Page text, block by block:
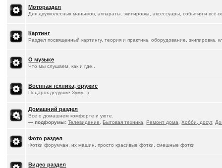
Мотораздел
Для двухколесных маньяков, аппараты, экипировка, аксессуары, события и
Картинг
Раздел посвященный картингу, теория и практика, оборудование, экипировка,
О музыке
Что мы слушаем, как и где..
Военная техника, оружие
Подарок дедушке Зуму. :)
Домашний раздел
Все о домашнем комфорте и уюте.
— подфорумы: Телевидение ,Бытовая техника ,Ремонт дома ,Хобби, досуг,
Фото раздел
Фотки форумчан, их машин, просто красивые фотки, смешные фотки
Видео раздел